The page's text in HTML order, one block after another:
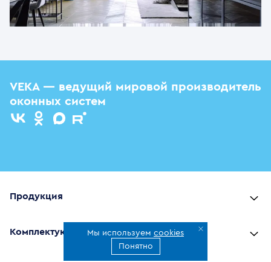
Мы используем cookies
Понятно
VEKA — ведущий мировой производитель
оконных систем
Продукция
Комплектующие